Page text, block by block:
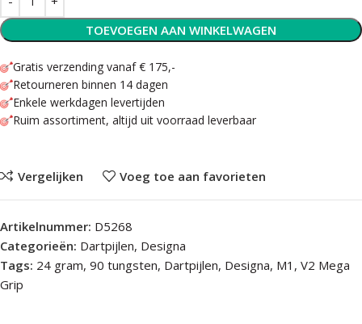
TOEVOEGEN AAN WINKELWAGEN
Gratis verzending vanaf € 175,-
Retourneren binnen 14 dagen
Enkele werkdagen levertijden
Ruim assortiment, altijd uit voorraad leverbaar
Vergelijken Voeg toe aan favorieten
Artikelnummer: D5268
Categorieën: Dartpijlen, Designa
Tags: 24 gram, 90 tungsten, Dartpijlen, Designa, M1 , V2 Mega
Grip